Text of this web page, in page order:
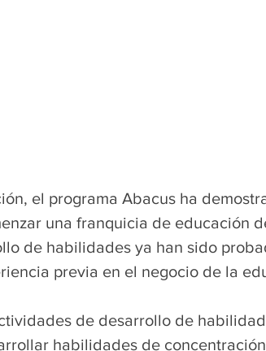
el programa Abacus ha
una franquicia de educación
de habilidades ya han sido
previa en el negocio de la
de desarrollo de
habilidades de